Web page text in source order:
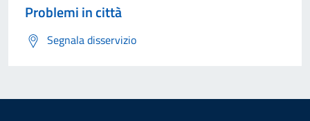
Problemi in città
Segnala disservizio